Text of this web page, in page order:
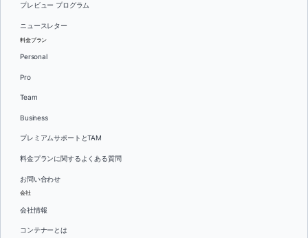
プレビュー プログラム
ニュースレター
料金プラン
Personal
Pro
Team
Business
プレミアムサポートとTAM
料金プランに関するよくある質問
お問い合わせ
会社
会社情報
コンテナーとは